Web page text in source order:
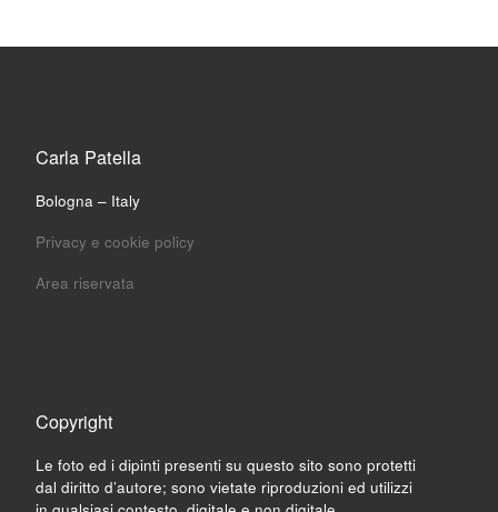
Carla Patella
Bologna – Italy
Privacy e cookie policy
Area riservata
Copyright
Le foto ed i dipinti presenti su questo sito sono protetti
dal diritto d’autore; sono vietate riproduzioni ed utilizzi